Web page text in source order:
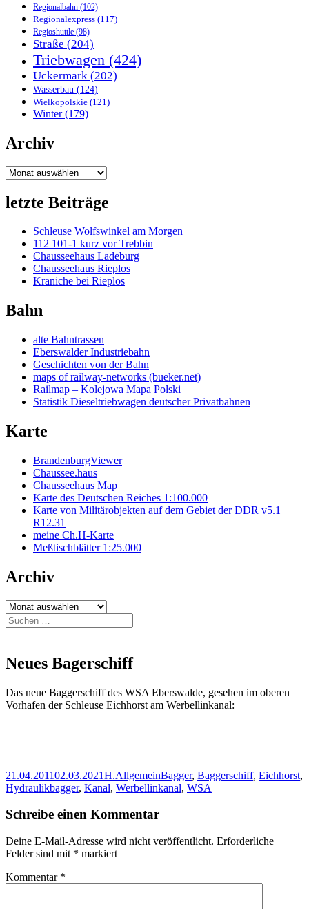
Regionalbahn (102)
Regionalexpress (117)
Regioshuttle (98)
Straße (204)
Triebwagen (424)
Uckermark (202)
Wasserbau (124)
Wielkopolskie (121)
Winter(179)
Archiv
Archiv
letzte Beiträge
Schleuse Wolfswinkel am Morgen
112 101-1 kurz vor Trebbin
Chausseehaus Ladeburg
Chausseehaus Rieplos
Kraniche bei Rieplos
Bahn
alte Bahntrassen
Eberswalder Industriebahn
Geschichten von der Bahn
maps of railway-networks (bueker.net)
Railmap – Kolejowa Mapa Polski
Statistik Dieseltriebwagen deutscher Privatbahnen
Karte
BrandenburgViewer
Chaussee.haus
Chausseehaus Map
Karte des Deutschen Reiches 1:100.000
Karte von Militärobjekten auf dem Gebiet der DDR v5.1
R12.31
meine Ch.H-Karte
Meßtischblätter 1:25.000
Archiv
Archiv
Suchen
nach:
Neues Bagerschiff
Das neue Baggerschiff des WSA Eberswalde, gesehen im oberen
Vorhafen der Schleuse Eichhorst am Werbellinkanal:
Veröffentlicht
am
21.04.201102.03.2021Autor
H.Kategorien
AllgemeinSchlagwörter
Bagger, Baggerschiff, Eichhorst,
Hydraulikbagger, Kanal, Werbellinkanal, WSA
Schreibe einen Kommentar
Deine E-Mail-Adresse wird nicht veröffentlicht. Erforderliche
Felder sind mit * markiert
Kommentar *